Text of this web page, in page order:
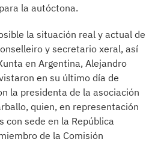
la autóctona.
la situación real y actual de
y secretario xeral, así
en Argentina, Alejandro
en su último día de
la presidenta de la asociación
quien, en representación
con sede en la República
de la Comisión